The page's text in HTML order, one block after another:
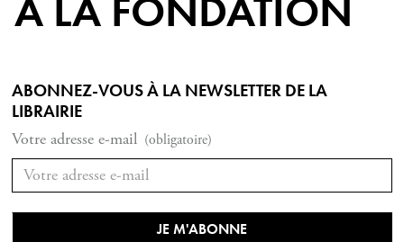
À LA FONDATION
ABONNEZ-VOUS À LA NEWSLETTER DE LA
LIBRAIRIE
Votre adresse e-mail (obligatoire)